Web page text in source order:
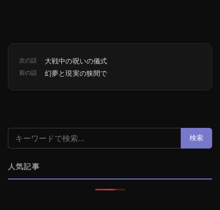
次の話 大戦中の呪いの儀式
前の話 幻夢と現実の狭間で
検索: 検索
人気記事